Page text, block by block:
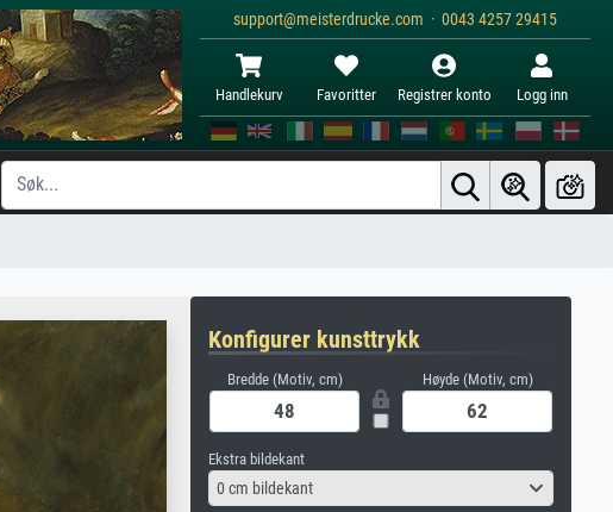
support@meisterdrucke.com · 0043 4257 29415
Handlekurv Favoritter Registrer konto Logg inn
Konfigurer kunsttrykk
Bredde (Motiv, cm) Høyde (Motiv, cm)
Ekstra bildekant
0 cm bildekant